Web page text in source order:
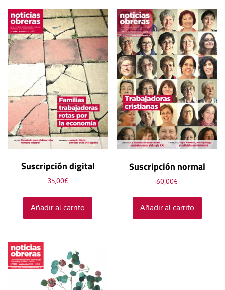
Suscripción digital
35,00€
Añadir al carrito
Suscripción normal
60,00€
Añadir al carrito